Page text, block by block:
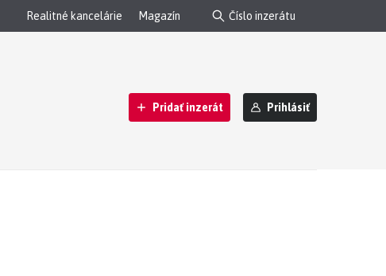
Realitné kancelárie Magazín
Pridať inzerát Prihlásiť